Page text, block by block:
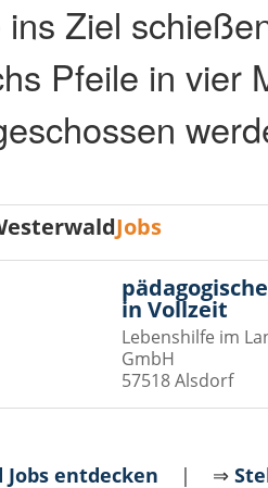
Ziel
Pfeile in vier
Jobs
in Vollzeit
Lebenshilfe im
GmbH
57518 Alsdorf
entdecken | ⇒